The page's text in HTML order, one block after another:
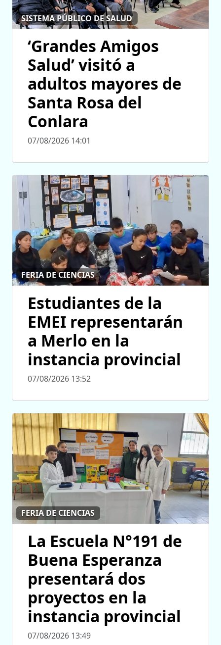
SISTEMA PÚBLICO DE SALUD
‘Grandes Amigos
Salud’ visitó a
adultos mayores de
Santa Rosa del
Conlara
07/08/2026 14:01
FERIA DE CIENCIAS
Estudiantes de la
EMEI representarán
a Merlo en la
instancia provincial
07/08/2026 13:52
FERIA DE CIENCIAS
La Escuela N°191 de
Buena Esperanza
presentará dos
proyectos en la
instancia provincial
07/08/2026 13:49